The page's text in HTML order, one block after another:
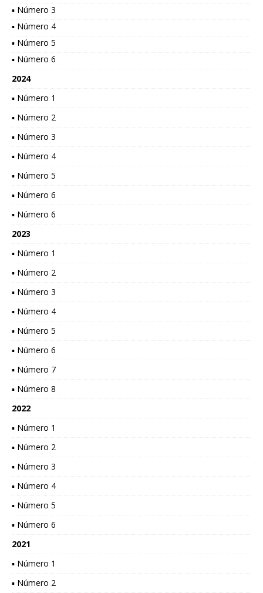
▪ Número 3
▪ Número 4
▪ Número 5
▪ Número 6
2024
▪ Número 1
▪ Número 2
▪ Número 3
▪ Número 4
▪ Número 5
▪ Número 6
▪ Número 6
2023
▪ Número 1
▪ Número 2
▪ Número 3
▪ Número 4
▪ Número 5
▪ Número 6
▪ Número 7
▪ Número 8
2022
▪ Número 1
▪ Número 2
▪ Número 3
▪ Número 4
▪ Número 5
▪ Número 6
2021
▪ Número 1
▪ Número 2